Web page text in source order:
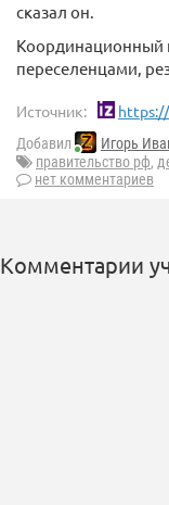
сказал он.
Координационный
переселенцами,
Источник:
Добавил Игорь
правительство рф,
нет комментариев
Комментарии